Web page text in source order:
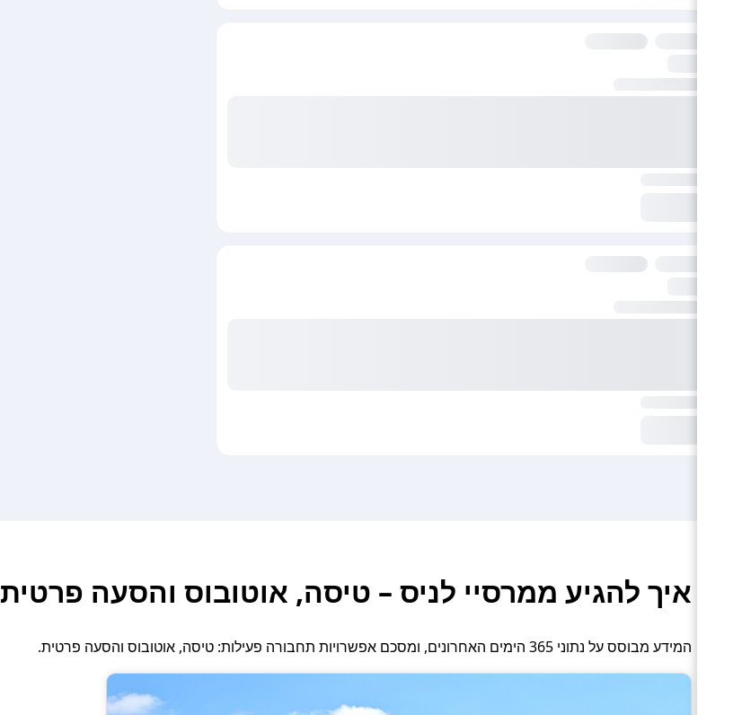
איך להגיע ממרסיי לניס – טיסה, אוטובוס והסעה פרטית
המידע מבוסס על נתוני 365 הימים האחרונים, ומסכם אפשרויות תחבורה פעילות: טיסה, אוטובוס והסעה פרטית.